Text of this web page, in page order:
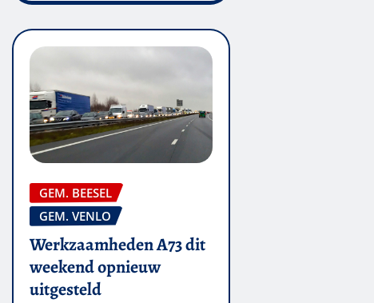
GEM. BEESEL
GEM. VENLO
Werkzaamheden A73 dit
weekend opnieuw
uitgesteld